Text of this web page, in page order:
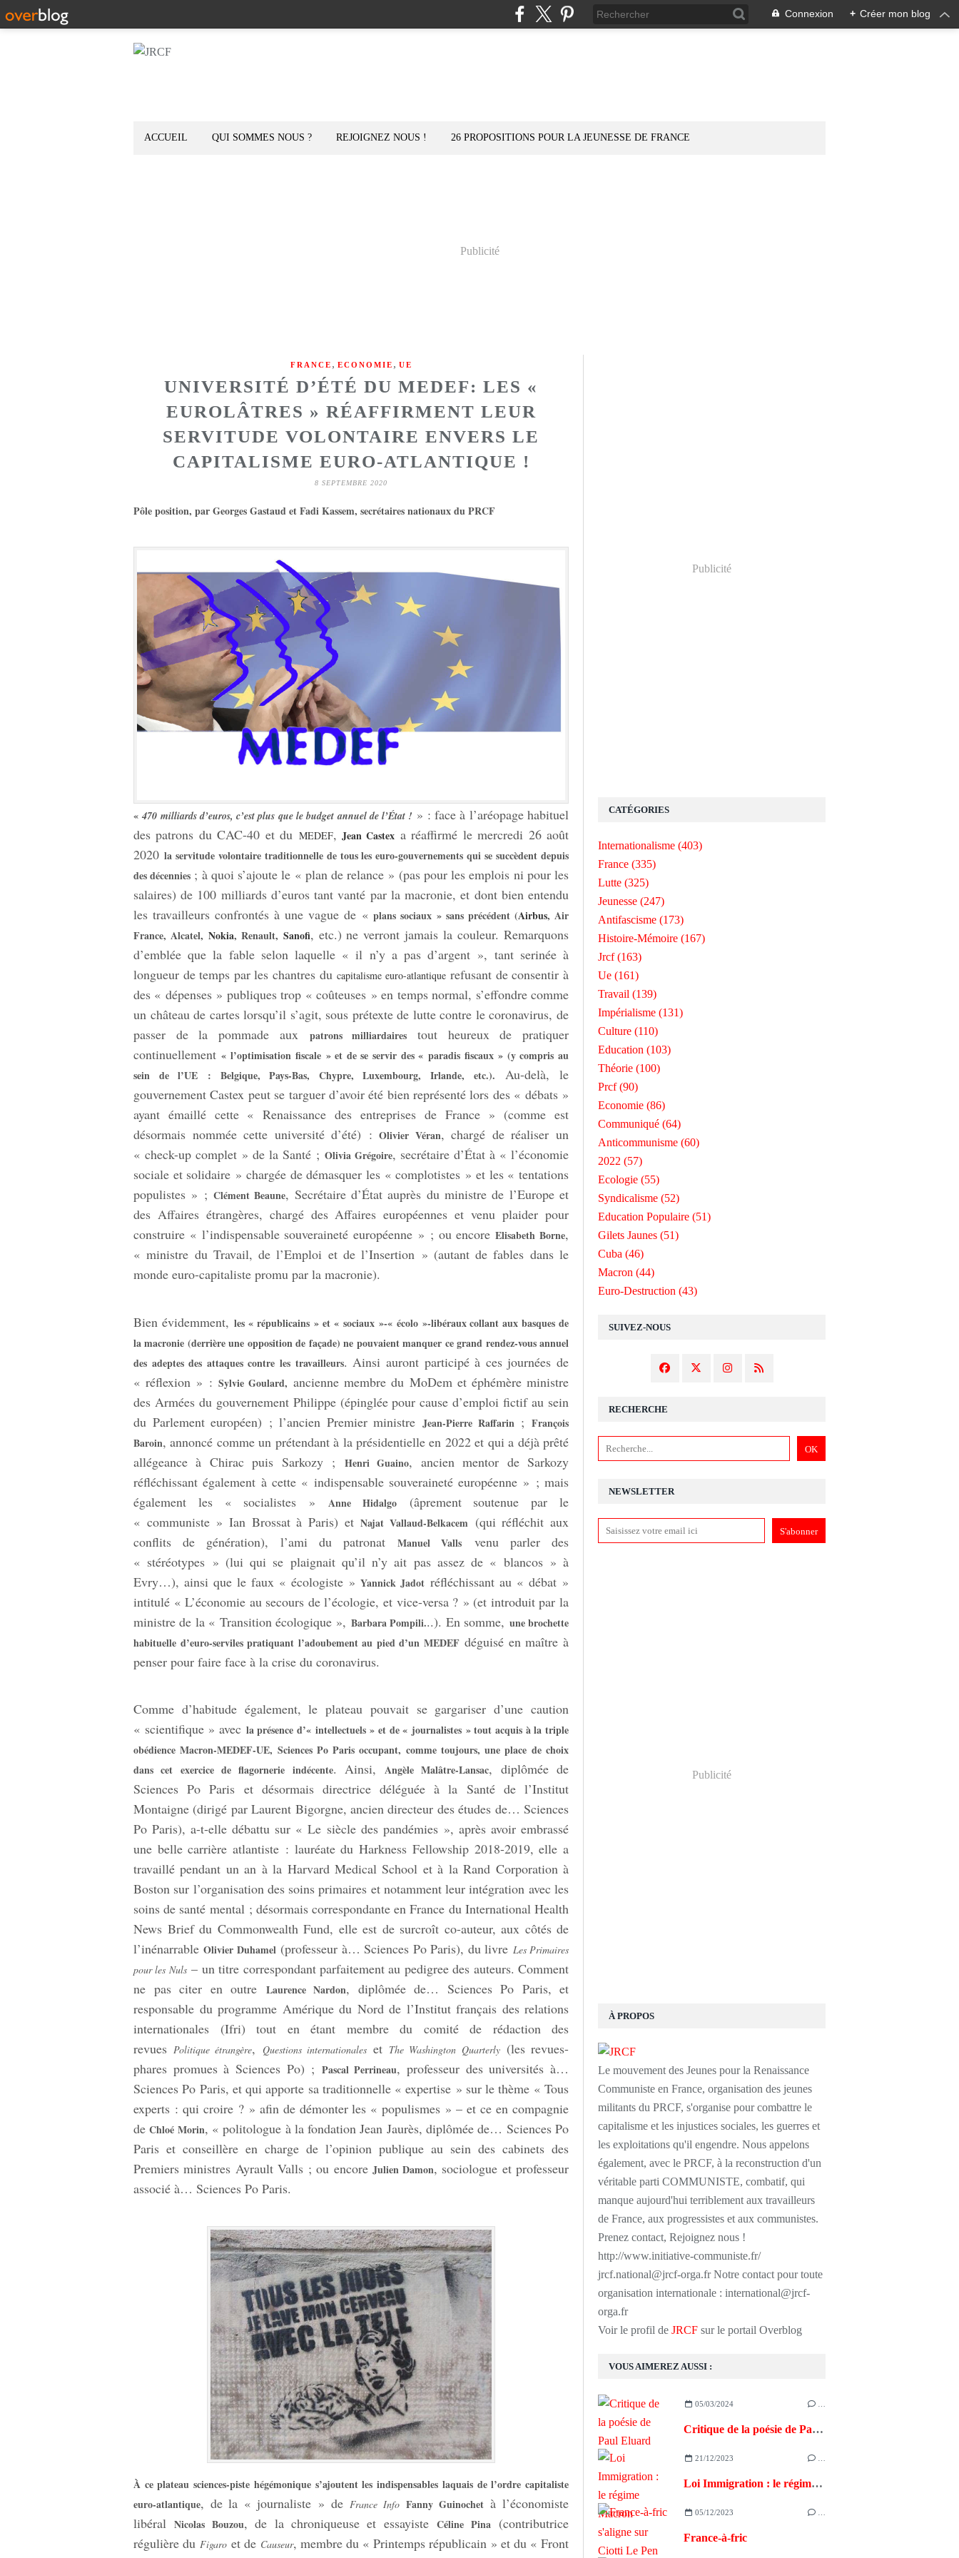
Connexion + Créer mon blog
ACCUEIL QUI SOMMES NOUS ? REJOIGNEZ NOUS ! 26 PROPOSITIONS POUR LA JEUNESSE DE FRANCE
Publicité
FRANCE , ECONOMIE , UE
UNIVERSITÉ D’ÉTÉ DU MEDEF: LES «
EUROLÂTRES » RÉAFFIRMENT LEUR
SERVITUDE VOLONTAIRE ENVERS LE
CAPITALISME EURO-ATLANTIQUE !
8 SEPTEMBRE 2020
Pôle position, par Georges Gastaud et Fadi Kassem, secrétaires nationaux du PRCF
«470 milliards d’euros, c’est plus que le budget annuel de l’État ! » : face à l’aréopage habituel
des patrons du CAC-40 et du MEDEF, Jean Castex a réaffirmé le mercredi 26 août
2020 la servitude volontaire traditionnelle de tous les euro-gouvernements qui se succèdent depuis
des décennies ; à quoi s’ajoute le « plan de relance » (pas pour les emplois ni pour les
salaires) de 100 milliards d’euros tant vanté par la macronie, et dont bien entendu
les travailleurs confrontés à une vague de «plans sociaux » sans précédent (Airbus, Air
France, Alcatel, Nokia, Renault, Sanofi, etc.) ne verront jamais la couleur. Remarquons
d’emblée que la fable selon laquelle « il n’y a pas d’argent », tant serinée à
longueur de temps par les chantres ducapitalisme euro-atlantiquerefusant de consentir à
des « dépenses » publiques trop « coûteuses » en temps normal, s’effondre comme
un château de cartes lorsqu’il s’agit, sous prétexte de lutte contre le coronavirus, de
passer de la pommade aux patrons milliardaires tout heureux de pratiquer
continuellement « l’optimisation fiscale » et de se servir des « paradis fiscaux » (y compris au
sein de l’UE : Belgique, Pays-Bas, Chypre, Luxembourg, Irlande, etc.).
Au-delà, le
gouvernement Castex peut se targuer d’avoir été bien représenté lors des « débats »
ayant émaillé cette « Renaissance des entreprises de France » (comme est
désormais nommée cette université d’été) : Olivier Véran, chargé de réaliser un
« check-up complet » de la Santé ; Olivia Grégoire, secrétaire d’État à « l’économie
sociale et solidaire » chargée de démasquer les « complotistes » et les « tentations
populistes » ; Clément Beaune, Secrétaire d’État auprès du ministre de l’Europe et
des Affaires étrangères, chargé des Affaires européennes et venu plaider pour
construire « l’indispensable souveraineté européenne » ; ou encore Elisabeth Borne,
« ministre du Travail, de l’Emploi et de l’Insertion » (autant de fables dans le
monde euro-capitaliste promu par la macronie).
Bien évidemment, les « républicains » et « sociaux »-« écolo »-libéraux collant aux basques de
la macronie (derrière une opposition de façade) ne pouvaient manquer ce grand rendez-vous annuel
des adeptes des attaques contre les travailleurs. Ainsi auront participé à ces journées de
« réflexion » : Sylvie Goulard, ancienne membre du MoDem et éphémère ministre
des Armées du gouvernement Philippe (épinglée pour cause d’emploi fictif au sein
du Parlement européen) ; l’ancien Premier ministre Jean-Pierre Raffarin ;François
Baroin, annoncé comme un prétendant à la présidentielle en 2022 et qui a déjà prêté
allégeance à Chirac puis Sarkozy ; Henri Guaino, ancien mentor de Sarkozy
réfléchissant également à cette « indispensable souveraineté européenne » ; mais
également les « socialistes » Anne Hidalgo(âprement soutenue par le
« communiste » Ian Brossat à Paris) etNajat Vallaud-Belkacem (qui réfléchit aux
conflits de génération), l’ami du patronatManuel Valls venu parler des
« stéréotypes » (lui qui se plaignait qu’il n’y ait pas assez de « blancos » à
Evry…), ainsi que le faux « écologiste »Yannick Jadot réfléchissant au « débat »
intitulé « L’économie au secours de l’écologie, et vice-versa ? » (et introduit par la
ministre de la « Transition écologique », Barbara Pompili...). En somme, une brochette
habituelle d’euro-serviles pratiquant l’adoubement au pied d’un MEDEFdéguisé en maître à
penser pour faire face à la crise du coronavirus.
Comme d’habitude également, le plateau pouvait se gargariser d’une caution
« scientifique » avec la présence d’« intellectuels » et de « journalistes » tout acquis à la triple
obédience Macron-MEDEF-UE, Sciences Po Paris occupant, comme toujours, une place de choix
dans cet exercice de flagornerie indécente. Ainsi,Angèle Malâtre-Lansac, diplômée de
Sciences Po Paris et désormais directrice déléguée à la Santé de l’Institut
Montaigne (dirigé par Laurent Bigorgne, ancien directeur des études de… Sciences
Po Paris), a-t-elle débattu sur « Le siècle des pandémies », après avoir embrassé
une belle carrière atlantiste : lauréate du Harkness Fellowship 2018-2019, elle a
travaillé pendant un an à la Harvard Medical School et à la Rand Corporation à
Boston sur l’organisation des soins primaires et notamment leur intégration avec les
soins de santé mental ; désormais correspondante en France du International Health
News Brief du Commonwealth Fund, elle est de surcroît co-auteur, aux côtés de
l’inénarrableOlivier Duhamel(professeur à… Sciences Po Paris), du livre Les Primaires
pour les Nuls– un titre correspondant parfaitement au pedigree des auteurs. Comment
ne pas citer en outre Laurence Nardon, diplômée de… Sciences Po Paris, et
responsable du programme Amérique du Nord de l’Institut français des relations
internationales (Ifri) tout en étant membre du comité de rédaction des
revuesPolitique étrangère, Questions internationaleset The Washington Quarterly(les revues-
phares promues à Sciences Po) ; Pascal Perrineau, professeur des universités à…
Sciences Po Paris, et qui apporte sa traditionnelle « expertise » sur le thème « Tous
experts : qui croire ? » afin de démonter les « populismes » – et ce en compagnie
de Chloé Morin, « politologue à la fondation Jean Jaurès, diplômée de… Sciences Po
Paris et conseillère en charge de l’opinion publique au sein des cabinets des
Premiers ministres Ayrault Valls ; ou encoreJulien Damon, sociologue et professeur
associé à… Sciences Po Paris.
À ce plateau sciences-piste hégémonique s’ajoutent les indispensables laquais de l’ordre capitaliste
euro-atlantique, de la « journaliste » de France Info Fanny Guinochetà l’économiste
libéralNicolas Bouzou, de la chroniqueuse et essayisteCéline Pina (contributrice
régulière du Figaro et de Causeur, membre du « Printemps républicain » et du « Front
Publicité
NEWSLETTER
SUIVEZ-NOUS
RECHERCHE
À PROPOS
Le mouvement des Jeunes pour la Renaissance
Communiste en France, organisation des jeunes
militants du PRCF, s'organise pour combattre le
capitalisme et les injustices sociales, les guerres et
les exploitations qu'il engendre. Nous appelons
également, avec le PRCF, à la reconstruction d'un
véritable parti COMMUNISTE, combatif, qui
manque aujourd'hui terriblement aux travailleurs
de France, aux progressistes et aux communistes.
Prenez contact, Rejoignez nous !
http://www.initiative-communiste.fr/
jrcf.national@jrcf-orga.fr Notre contact pour toute
organisation internationale : international@jrcf-
orga.fr
Voir le profil de JRCF sur le portail Overblog
Publicité
VOUS AIMEREZ AUSSI :
05/03/2024
Critique de la poésie de Paul Eluard
21/12/2023
Loi Immigration : le régime Macron s'aligne sur Ciotti Le Pen Zemmour, la xénophobie d'Etat assumée, la fascisation, la destruction de la République
05/12/2023
France-à-fric
CATÉGORIES
Internationalisme (403)
France (335)
Lutte (325)
Jeunesse (247)
Antifascisme (173)
Histoire-Mémoire (167)
Jrcf(163)
Ue (161)
Travail (139)
Impérialisme (131)
Culture (110)
Education (103)
Théorie (100)
Prcf(90)
Economie (86)
Communiqué (64)
Anticommunisme (60)
2022 (57)
Ecologie (55)
Syndicalisme (52)
Education Populaire (51)
Gilets Jaunes (51)
Cuba (46)
Macron (44)
Euro-Destruction (43)